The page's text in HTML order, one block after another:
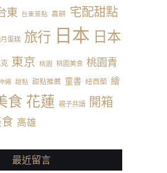
東 台東景點 喜餅 宅配甜點
蛋糕 旅行 日本 日本
東京 桃園 桃園美食 桃園青
繩 甜點 甜點推薦 童書 紐西蘭 繪
食 花蓮 親子共讀 開箱
高雄
最近留言